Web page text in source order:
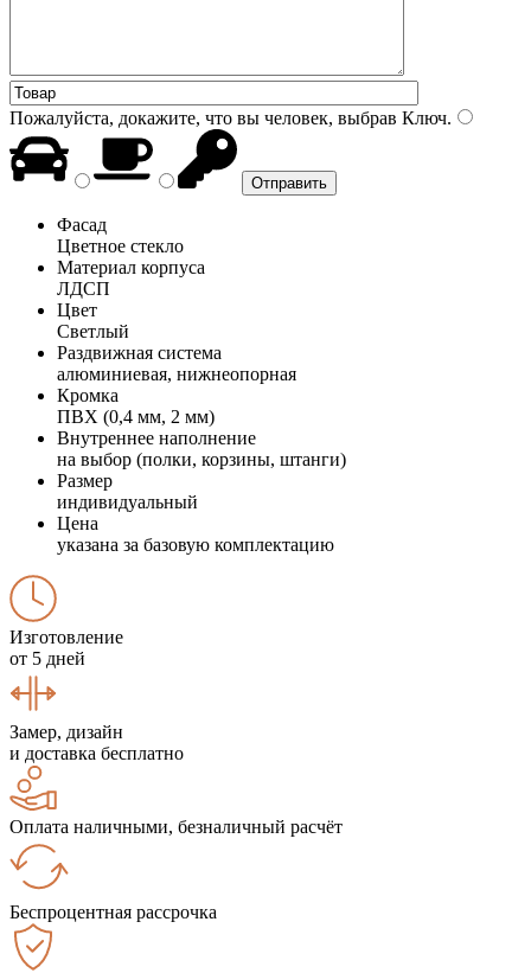
Пожалуйста, докажите, что вы человек, выбрав Ключ.
Фасад
Цветное стекло
Материал корпуса
ЛДСП
Цвет
Светлый
Раздвижная система
алюминиевая, нижнеопорная
Кромка
ПВХ (0,4 мм, 2 мм)
Внутреннее наполнение
на выбор (полки, корзины, штанги)
Размер
индивидуальный
Цена
указана за базовую комплектацию
Изготовление
от 5 дней
Замер, дизайн
и доставка бесплатно
Оплата наличными, безналичный расчёт
Беспроцентная рассрочка